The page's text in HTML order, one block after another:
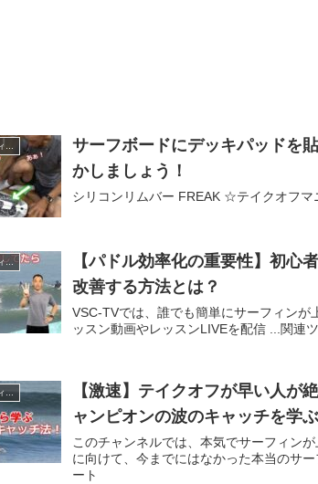
【非常識な】サーフィン上達マニュアル
サーフボードにデッキパッドを
かしましょう！
シリコンリムバー FREAK ☆テイクオフ
【非常識な】サーフィン上達マニュアル
【パドル効率化の重要性】初心
改善する方法とは？
VSC-TVでは、誰でも簡単にサーフィン
ッスン動画やレッスンLIVEを配信 ...関連
【非常識な】サーフィン上達マニュアル
【激速】テイクオフが早い人が
ャンピオンの波のキャッチを学ぶ
このチャンネルでは、本気でサーフィン
に向けて、今までにはなかった本当のサ
ート